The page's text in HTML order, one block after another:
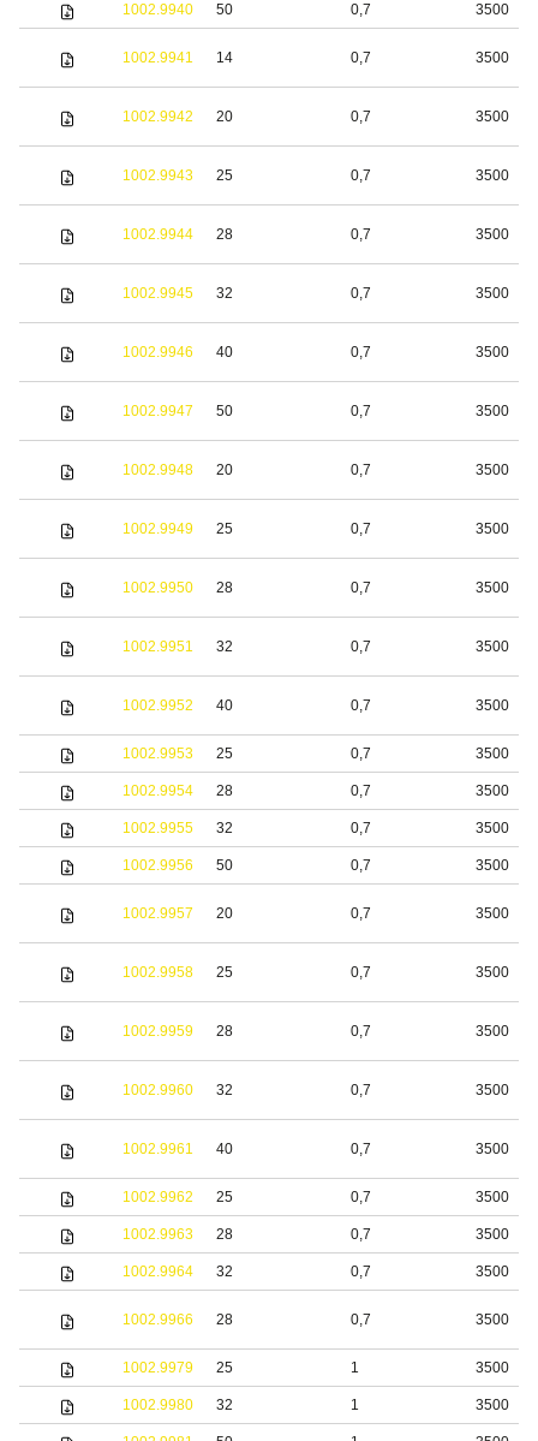
1002.9940 50 0,7 3500
1002.9941 14 0,7 3500
1002.9942 20 0,7 3500
1002.9943 25 0,7 3500
1002.9944 28 0,7 3500
1002.9945 32 0,7 3500
1002.9946 40 0,7 3500
1002.9947 50 0,7 3500
1002.9948 20 0,7 3500
1002.9949 25 0,7 3500
1002.9950 28 0,7 3500
1002.9951 32 0,7 3500
1002.9952 40 0,7 3500
1002.9953 25 0,7 3500
1002.9954 28 0,7 3500
1002.9955 32 0,7 3500
1002.9956 50 0,7 3500
1002.9957 20 0,7 3500
1002.9958 25 0,7 3500
1002.9959 28 0,7 3500
1002.9960 32 0,7 3500
1002.9961 40 0,7 3500
1002.9962 25 0,7 3500
1002.9963 28 0,7 3500
1002.9964 32 0,7 3500
1002.9966 28 0,7 3500
1002.9979 25 1 3500
1002.9980 32 1 3500